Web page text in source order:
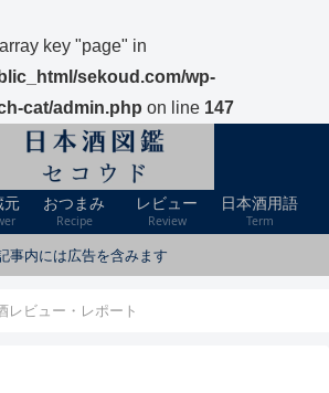
key "page" in
sekoud.com/wp-
cat/admin.php on line 147
元 おつまみ
Recipe
レビュー
Review
日本酒用語
Term
事内には広告を含みます
レビュー・レポート